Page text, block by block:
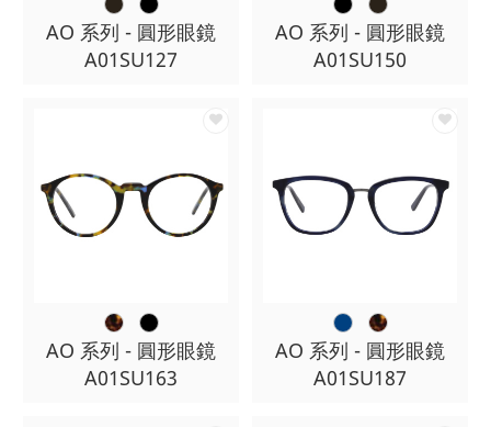
AO 系列 - 圓形眼鏡
A01SU127
AO 系列 - 圓形眼鏡
A01SU150
AO 系列 - 圓形眼鏡
A01SU163
AO 系列 - 圓形眼鏡
A01SU187